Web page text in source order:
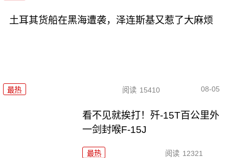
土耳其货船在黑海遭袭，泽连斯基又惹了大麻烦
最热 阅读 15410 08-05
看不见就挨打！歼-15T百公里外
一剑封喉F-15J
最热 阅读 12321